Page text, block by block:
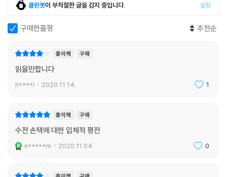
수전 손택의 삶에는 전기적으로 중요한 세 가지 국면이 있다. 뉴욕 중산층
유대계 가문에서 태어나 투손, 애리조나를 거쳐 로스앤젤레스에서 고등학
교를 졸업하기까지의 유년기-청소년기. UC 버클리를 거쳐 시카고대에서
데이비드 리프를 출산한 청년기. 유럽 유학 후 미국으로 돌아가 결혼생활
과 학계에 속박된 삶을 완전히 청산한 뒤 마침내 수전 손택이라는 이름으
로 평생에 걸쳐 경주해간 지성과 관능Geist und Glamour의 여정.
삶이라는 프로젝트로서 조명한다. 다니엘 슈라이버는 책 전반에서 특정 시
기의 특정 사건, 특정 인물들이 그 프로젝트에 어떤 영향을 미쳤고 어떻게
그에 기여했는가를 광범위한 참조, 엄격한 균형감각과 군더더기 없는 정연
클린봇이 부적절한 글을 감지 중입니다. 설정
구매한줄평 추천순
종이책 구매
읽을만합니다
h****l 2020.11.14. 1
종이책 구매
수전 손택에 대한 입체적 평전
n*****m 2020.11.04. 0